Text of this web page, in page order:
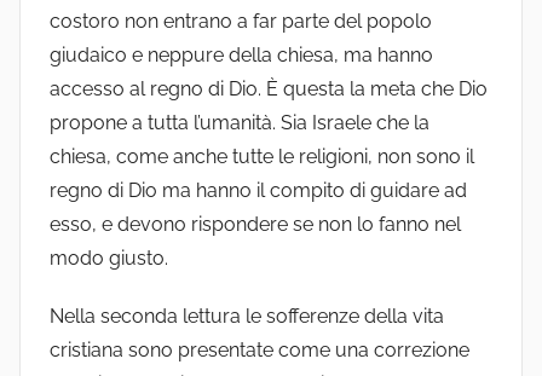
costoro non entrano a far parte del popolo
giudaico e neppure della chiesa, ma hanno
accesso al regno di Dio. È questa la meta che Dio
propone a tutta l’umanità. Sia Israele che la
chiesa, come anche tutte le religioni, non sono il
regno di Dio ma hanno il compito di guidare ad
esso, e devono rispondere se non lo fanno nel
modo giusto.
Nella seconda lettura le sofferenze della vita
cristiana sono presentate come una correzione